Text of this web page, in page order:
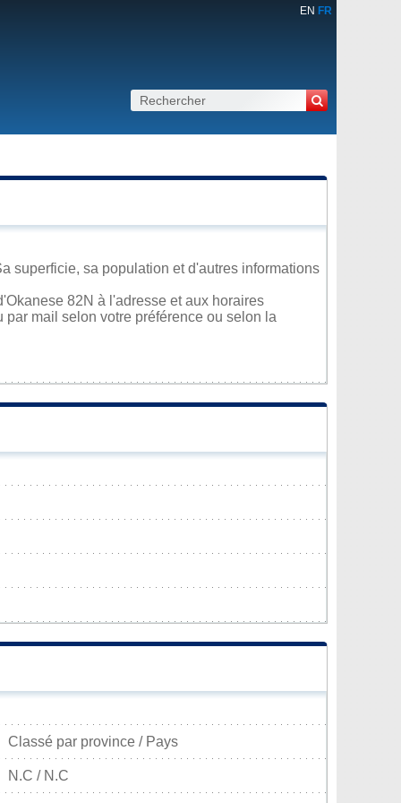
EN FR
superficie, sa population et d'autres informations
82N à l'adresse et aux horaires
mail selon votre préférence ou selon la
Classé par province / Pays
N.C / N.C